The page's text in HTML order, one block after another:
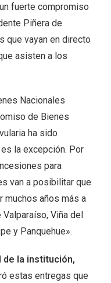
fuerte compromiso
Piñera de
que vayan en directo
asisten a los
Nacionales
de Bienes
ha sido
la excepción. Por
para
van a posibilitar que
muchos años más a
Viña del
y Panquehue».
la institución,
estas entregas que